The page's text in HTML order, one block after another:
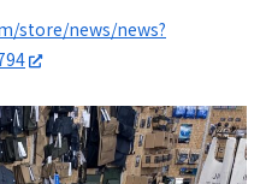
store/news/news?